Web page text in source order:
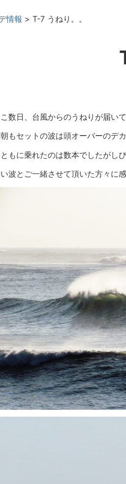
情報 > T-7 うねり。。
数日、台風からのうねりが届いて
もセットの波は頭オーバーのデ
ともに乗れたのは数本でしたがしび
波とご一緒させて頂いた方々に